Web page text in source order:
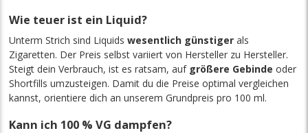
Wie teuer ist ein Liquid?
Unterm Strich sind Liquidswesentlich günstiger als
Zigaretten. Der Preis selbst variiert von Hersteller zu Hersteller.
Steigt dein Verbrauch, ist es ratsam, auf größere Gebinde oder
Shortfills umzusteigen. Damit du die Preise optimal vergleichen
kannst, orientiere dich an unserem Grundpreis pro 100 ml.
Kann ich 100 % VG dampfen?